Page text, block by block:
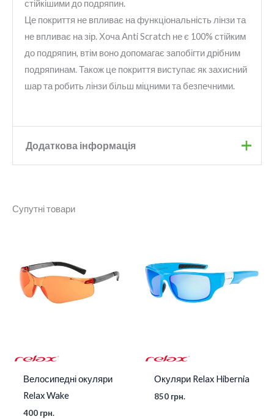
стійкішими до подряпин.
Це покриття не впливає на функціональність лінзи та
не впливає на зір. Хоча Anti Scratch не є 100% стійким
до подряпин, втім воно допомагає запобігти дрібним
подряпинам. Також це покриття виступає як захисний
шар та робить лінзи більш міцними та безпечними.
Додаткова інформація
Колір
Супутні товари
Велосипедні окуляри
Relax Wake
400 грн.
Окуляри Relax Hibernia
850 грн.